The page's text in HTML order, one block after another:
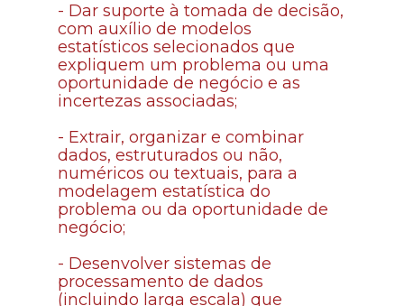
- Dar suporte à tomada de decisão,
com auxílio de modelos
estatísticos selecionados que
expliquem um problema ou uma
oportunidade de negócio e as
incertezas associadas;
- Extrair, organizar e combinar
dados, estruturados ou não,
numéricos ou textuais, para a
modelagem estatística do
problema ou da oportunidade de
negócio;
- Desenvolver sistemas de
processamento de dados
(incluindo larga escala) que